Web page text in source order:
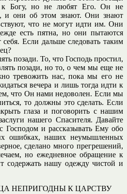
к Богу, но не любят Его. Он не
и они об этом знают. Они знают
что не могут идти им. Они
есть пятна, но они пытаются
Если дальше следовать таким
позади. То, что Господь простил,
позади, но то, о чем мы еще не
тревожить нас, пока мы его не
вечера и лишь тогда идти к
что Он нами недоволен. Если мы
то должны это сделать. Если
глаза и поговорить с нашим
нашего Спасителя. Давайте
Господом и рассказывать Ему обо
ошибках, наших неумышленных
сделано много прегрешений,
но ежедневное обращение к
содержать нашу одежду чистой и
НЕПРИГОДНЫ К ЦАРСТВУ